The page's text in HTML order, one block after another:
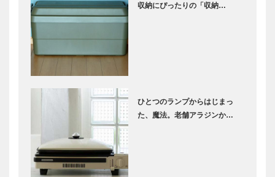
収納にぴったりの「収納…
ひとつのランプからはじまっ
た、魔法。老舗アラジンか…